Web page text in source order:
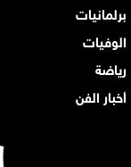
برلمانيات
الوفيات
رياضة
أخبار الفن